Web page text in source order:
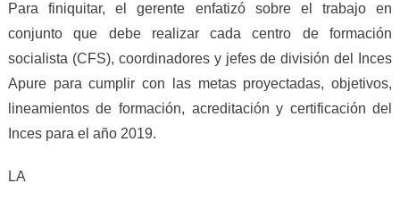
Para finiquitar, el gerente enfatizó sobre el trabajo en
conjunto que debe realizar cada centro de formación
socialista (CFS), coordinadores y jefes de división del Inces
Apure para cumplir con las metas proyectadas, objetivos,
lineamientos de formación, acreditación y certificación del
Inces para el año 2019.
LA